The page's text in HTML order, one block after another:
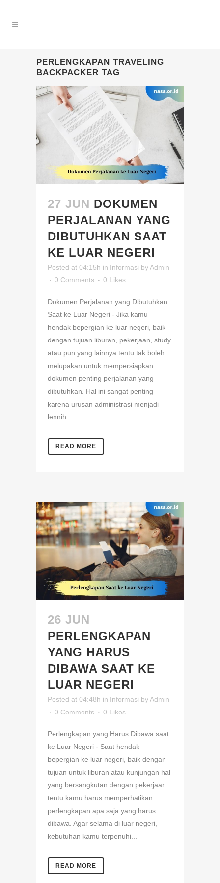
PERLENGKAPAN TRAVELING
BACKPACKER TAG
27 JUN DOKUMEN
PERJALANAN YANG
DIBUTUHKAN SAAT
KE LUAR NEGERI
Posted at 04:15h in Informasi byAdmin
0 Comments
0 Likes
Dokumen Perjalanan yang Dibutuhkan
Saat ke Luar Negeri - Jika kamu
hendak bepergian ke luar negeri, baik
dengan tujuan liburan, pekerjaan, study
atau pun yang lainnya tentu tak boleh
melupakan untuk mempersiapkan
dokumen penting perjalanan yang
dibutuhkan. Hal ini sangat penting
karena urusan administrasi menjadi
lennih...
READ MORE
26 JUN
PERLENGKAPAN
YANG HARUS
DIBAWA SAAT KE
LUAR NEGERI
Posted at 04:48h in Informasi byAdmin
0 Comments
0 Likes
Perlengkapan yang Harus Dibawa saat
ke Luar Negeri - Saat hendak
bepergian ke luar negeri, baik dengan
tujuan untuk liburan atau kunjungan hal
yang bersangkutan dengan pekerjaan
tentu kamu harus memperhatikan
perlengkapan apa saja yang harus
dibawa. Agar selama di luar negeri,
kebutuhan kamu terpenuhi....
READ MORE